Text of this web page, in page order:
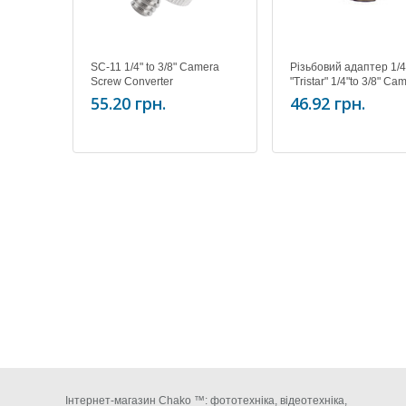
SC-11 1/4" to 3/8" Camera
Screw Converter
55.20 грн.
Різьбовий адаптер 1/
"Tristar" 1/4"to 3/8"
Screw Converter
46.92 грн.
Інтернет-магазин Chako ™: фототехніка, відеотехніка,